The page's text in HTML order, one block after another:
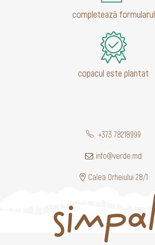
completează formularul
copacul este plantat
+373 78218999
info@verde.md
Calea Orheiului 28/1